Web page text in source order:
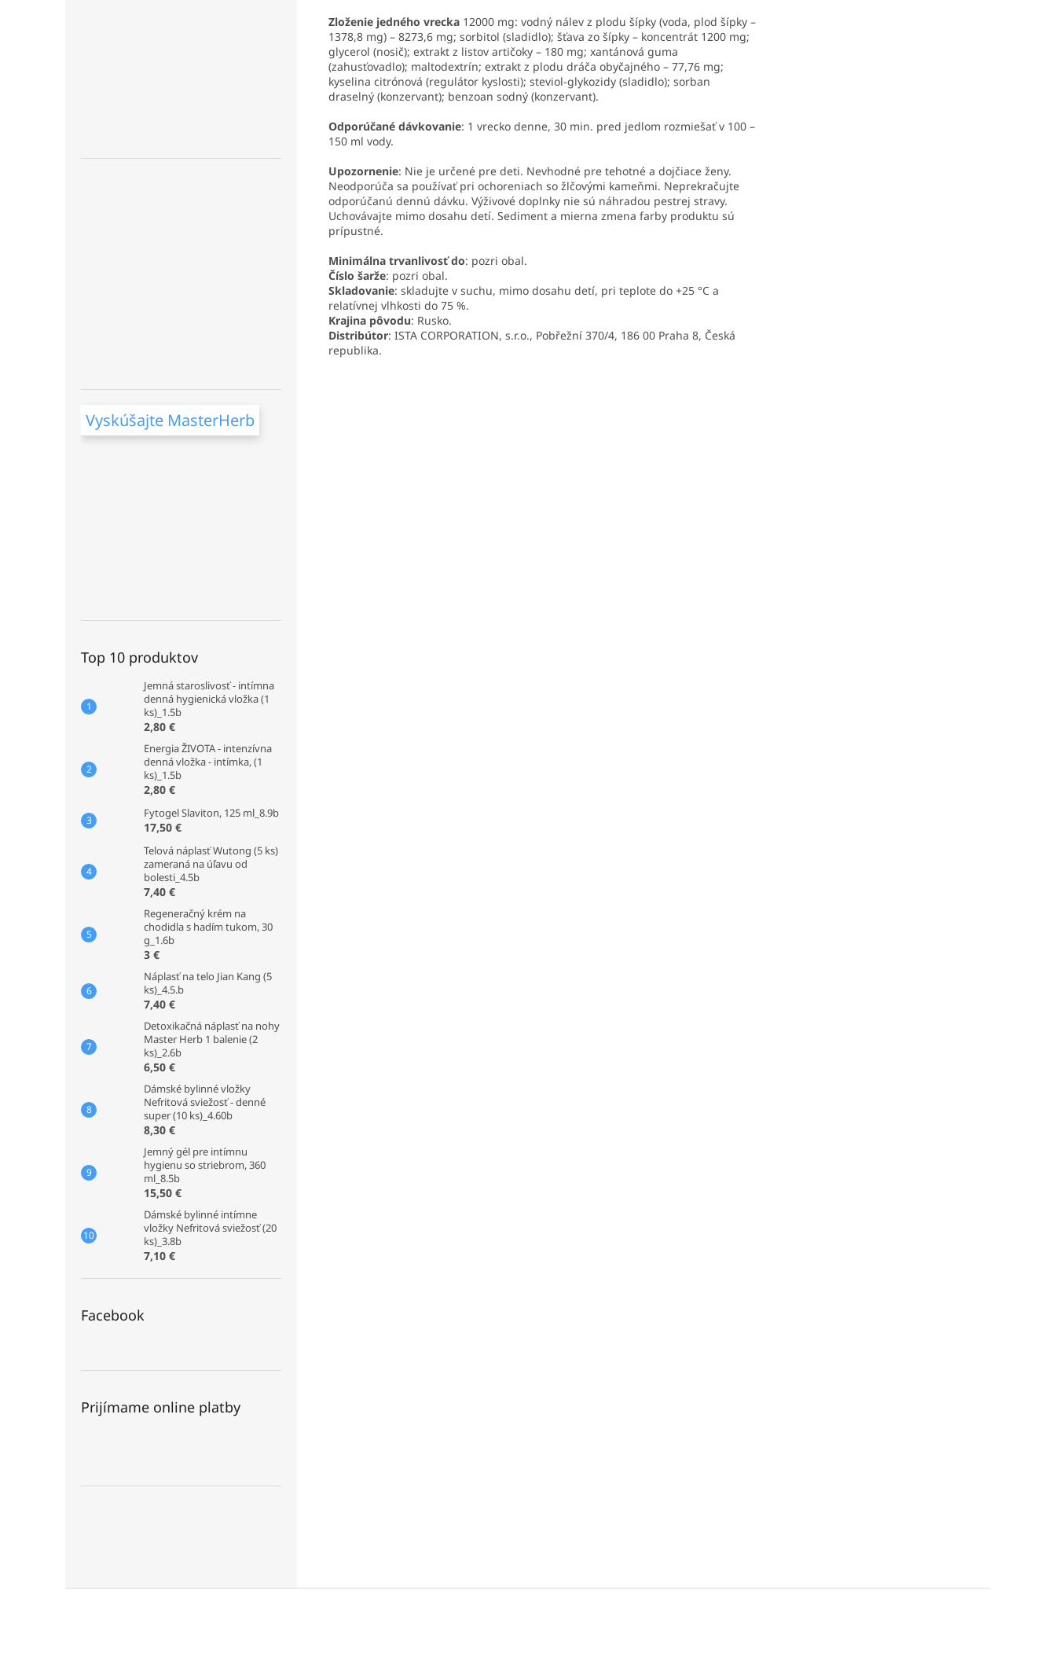
Vyskúšajte MasterHerb
Top 10 produktov
Jemná staroslivosť - intímna
denná hygienická vložka (1
ks)_1.5b
2,80 €
Energia ŽIVOTA - intenzívna
denná vložka - intímka, (1
ks)_1.5b
2,80 €
Fytogel Slaviton, 125 ml_8.9b
17,50 €
Telová náplasť Wutong (5 ks)
zameraná na úľavu od
bolesti_4.5b
7,40 €
Regeneračný krém na
chodidla s hadím tukom, 30
g_1.6b
3 €
Náplasť na telo Jian Kang (5
ks)_4.5.b
7,40 €
Detoxikačná náplasť na nohy
Master Herb 1 balenie (2
ks)_2.6b
6,50 €
Dámské bylinné vložky
Nefritová sviežosť - denné
super (10 ks)_4.60b
8,30 €
Jemný gél pre intímnu
hygienu so striebrom, 360
ml_8.5b
15,50 €
Dámské bylinné intímne
vložky Nefritová sviežosť (20
ks)_3.8b
7,10 €
Facebook
Prijímame online platby
Zloženie jedného vrecka 12000 mg: vodný nálev z plodu šípky (voda, plod šípky –
1378,8 mg) – 8273,6 mg; sorbitol (sladidlo); šťava zo šípky – koncentrát 1200 mg;
glycerol (nosič); extrakt z listov artičoky – 180 mg; xantánová guma
(zahusťovadlo); maltodextrín; extrakt z plodu dráča obyčajného – 77,76 mg;
kyselina citrónová (regulátor kyslosti); steviol-glykozidy (sladidlo); sorban
draselný (konzervant); benzoan sodný (konzervant).
Odporúčané dávkovanie: 1 vrecko denne, 30 min. pred jedlom rozmiešať v 100 –
150 ml vody.
Upozornenie: Nie je určené pre deti. Nevhodné pre tehotné a dojčiace ženy.
Neodporúča sa používať pri ochoreniach so žlčovými kameňmi. Neprekračujte
odporúčanú dennú dávku. Výživové doplnky nie sú náhradou pestrej stravy.
Uchovávajte mimo dosahu detí. Sediment a mierna zmena farby produktu sú
prípustné.
Minimálna trvanlivosť do: pozri obal.
Číslo šarže: pozri obal.
Skladovanie: skladujte v suchu, mimo dosahu detí, pri teplote do +25 °C a
relatívnej vlhkosti do 75 %.
Krajina pôvodu: Rusko.
Distribútor: ISTA CORPORATION, s.r.o., Pobřežní 370/4, 186 00 Praha 8, Česká
republika.